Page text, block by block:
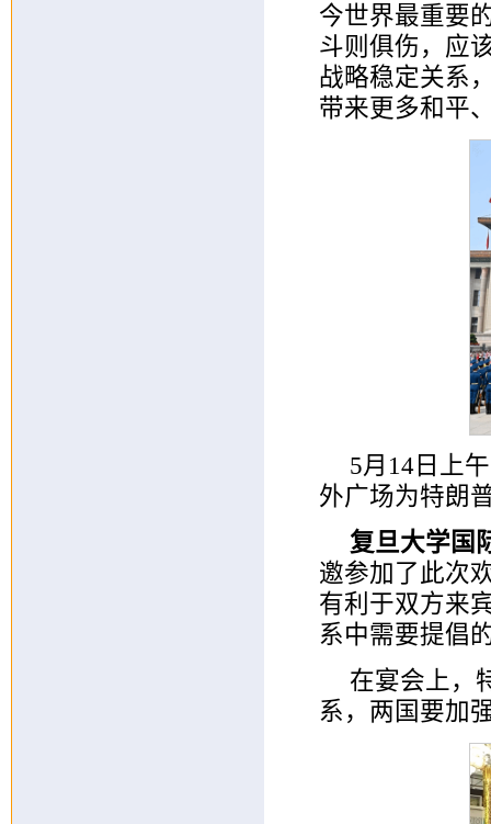
今世界最重要
斗则俱伤，应
战略稳定关系
带来更多和平
5月14日上
外广场为特朗
复旦大学国
邀参加了此次
有利于双方来
系中需要提倡
在宴会上，
系，两国要加